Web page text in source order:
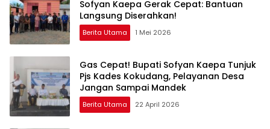
Sofyan Kaepa Gerak Cepat: Bantuan
Langsung Diserahkan!
Berita Utama 1 Mei 2026
Gas Cepat! Bupati Sofyan Kaepa Tunjuk
Pjs Kades Kokudang, Pelayanan Desa
Jangan Sampai Mandek
Berita Utama 22 April 2026